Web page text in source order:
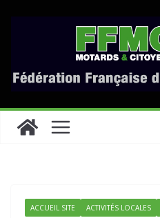
ACCUEIL SITE ACTIVITÉS LOCALES